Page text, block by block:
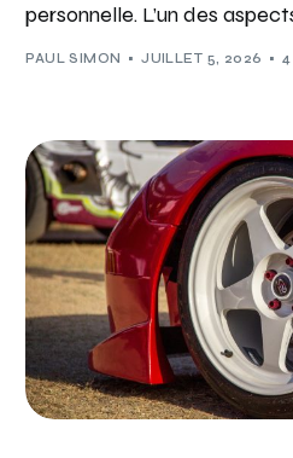
personnelle. L’un des
PAUL SIMON JUILLET 5, 2026 4